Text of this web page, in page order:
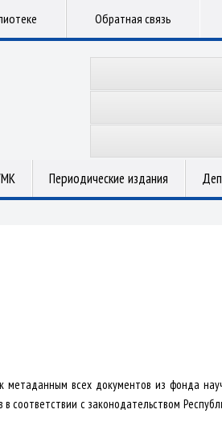
Обратная связь
Периодические издания
метаданным всех документов из фонда
с законодательством